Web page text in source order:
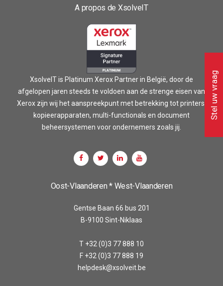
A propos de XsolveIT
XsolveIT is Platinum Xerox Partner in België, door de
afgelopen jaren steeds te voldoen aan de strenge eisen van
Xerox zijn wij het aanspreekpunt met betrekking tot printers,
kopieerapparaten, multi-functionals en document
beheersystemen voor ondernemers zoals jij.
Oost-Vlaanderen * West-Vlaanderen
Gentse Baan 66 bus 201
B-9100 Sint-Niklaas
T +32 (0)3 77 888 10
F +32 (0)3 77 888 19
helpdesk@xsolveit.be
Stel uw vraag